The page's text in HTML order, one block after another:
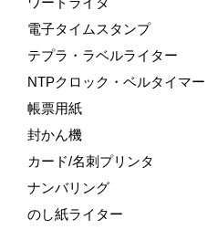
電子タイムスタンプ
テプラ・ラベルライター
NTPクロック・ベルタイマー
帳票用紙
封かん機
カード/名刺プリンタ
ナンバリング
のし紙ライター